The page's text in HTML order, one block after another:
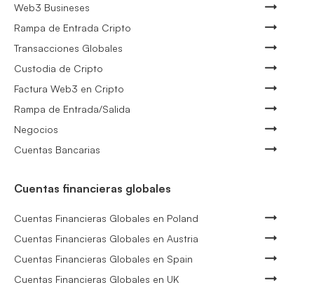
Web3 Busineses
Rampa de Entrada Cripto
Transacciones Globales
Custodia de Cripto
Factura Web3 en Cripto
Rampa de Entrada/Salida
Negocios
Cuentas Bancarias
Cuentas financieras globales
Cuentas Financieras Globales en Poland
Cuentas Financieras Globales en Austria
Cuentas Financieras Globales en Spain
Cuentas Financieras Globales en UK